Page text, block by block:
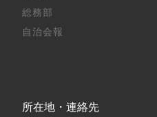
総務部
自治会報
所在地・連絡先